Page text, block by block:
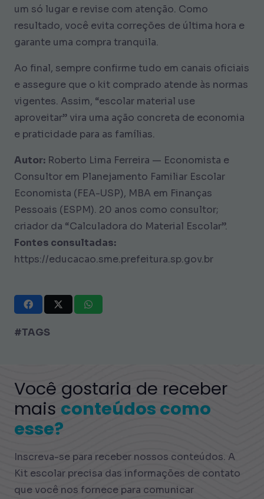
um só lugar e revise com atenção. Como
resultado, você evita correções de última hora e
garante uma compra tranquila.
Ao final, sempre confirme tudo em canais oficiais
e assegure que o kit comprado atende às normas
vigentes. Assim, “escolar material use
aproveitar” vira uma ação concreta de economia
e praticidade para as famílias.
Autor: Roberto Lima Ferreira — Economista e
Consultor em Planejamento Familiar Escolar
Economista (FEA-USP), MBA em Finanças
Pessoais (ESPM). 20 anos como consultor;
criador da “Calculadora do Material Escolar”.
Fontes consultadas:
https://educacao.sme.prefeitura.sp.gov.br
#TAGS
Você gostaria de receber
mais conteúdos como
esse?
Inscreva-se para receber nossos conteúdos. A
Kit escolar precisa das informações de contato
que você nos fornece para comunicar